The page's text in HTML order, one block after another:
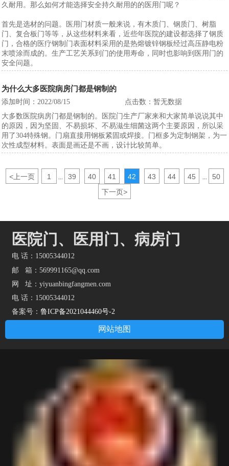
久耐用。那么如何才能选择安全持久耐用的的医用门呢？
首先是选材的问题。医用门材质一般来说，有木质门、钢质门、树脂
门、复合板门等等，从这些材料来看，近些年医院的建设都选择了钢质
门，合格的医疗钢制门表面材料采用的是热熔镀锌钢板经过高压静电粉
末喷涂而成的。生产工艺关系到门的使用寿命，同时也影响到医用门的
安全问题。
为什么大多医院病房门都是钢制的
添加时间：2022/08/15
点击数：暂无数据
大多数医院病房门都是钢制的。医院门生产厂家来和大家简单说说其中
的原因，因为坚固、不易损坏、不易滋生细菌这两个主要原因，所以采
用了304特殊钢。门扇直接用钢板紧固或焊接。门框多为定制钢架，为一
次性成型材料。表面是画还是不画，设计比较简单。
<上一页 1 39 40 41 42 43 44 45
50
下一页>
医院门、医用门、病房门
电 话：15005344012
邮 箱：569991165@qq.com
网 址： yiyuanbingfangmen.com
电 话：15005344012
备案号： 鲁ICP备2021044460号-2
网站地图